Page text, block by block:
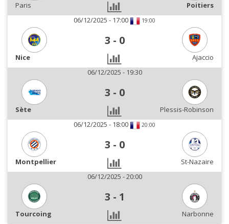
Paris
Poitiers
06/12/2025 - 17:00
19:00
3 - 0
Nice
Ajaccio
06/12/2025 - 19:30
3 - 0
Sète
Plessis-Robinson
06/12/2025 - 18:00
20:00
3 - 0
Montpellier
St-Nazaire
06/12/2025 - 20:00
3 - 1
Tourcoing Narbonne